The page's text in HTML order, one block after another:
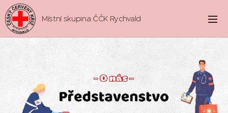
Místní skupina ČČK Rychvald